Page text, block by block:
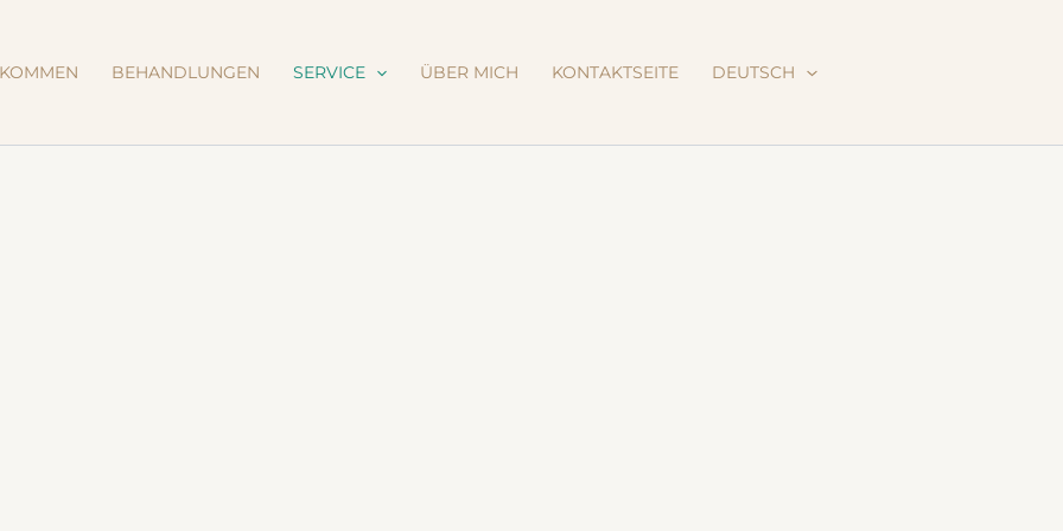
BEHANDLUNGEN SERVICE ÜBER MICH KONTAKTSEITE DEUTSCH